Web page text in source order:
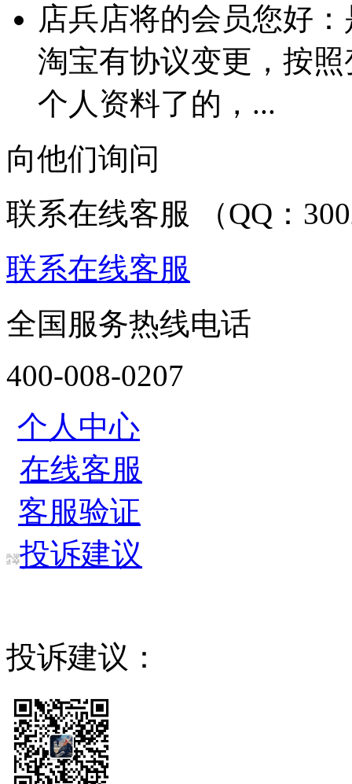
店兵店将的会员您好
淘宝有协议变更，按
个人资料了的，...
向他们询问
联系在线客服 （QQ：
联系在线客服
全国服务热线电话
400-008-0207
个人中心
在线客服
客服验证
投诉建议
投诉建议：